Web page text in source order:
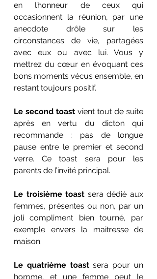
en l’honneur de ceux qui
occasionnent la réunion, par une
anecdote drôle sur les
circonstances de vie, partagées
avec eux ou avec lui. Vous y
mettrez du cœur en évoquant ces
bons moments vécus ensemble, en
restant toujours positif.
Le second toast vient tout de suite
après en vertu du dicton qui
recommande : pas de longue
pause entre le premier et second
verre. Ce toast sera pour les
parents de l’invité principal.
Le troisième toast sera dédié aux
femmes, présentes ou non, par un
joli compliment bien tourné, par
exemple envers la maitresse de
maison.
Le quatrième toast sera pour un
homme, et une femme peut le